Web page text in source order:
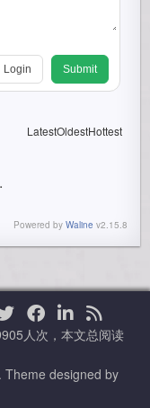
Login Submit
LatestOldestHottest
Powered by Waline v2.15.8
人次，本文总阅读
. Theme designed by